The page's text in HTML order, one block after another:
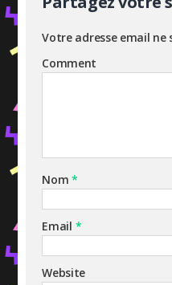
Votre adresse email ne
Comment
Nom*
Email *
Website